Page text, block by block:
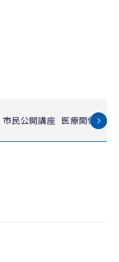
市民公開講座 医療関係者の